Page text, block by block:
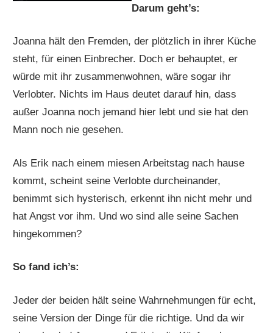
Darum geht’s:
Joanna hält den Fremden, der plötzlich in ihrer Küche
steht, für einen Einbrecher. Doch er behauptet, er
würde mit ihr zusammenwohnen, wäre sogar ihr
Verlobter. Nichts im Haus deutet darauf hin, dass
außer Joanna noch jemand hier lebt und sie hat den
Mann noch nie gesehen.
Als Erik nach einem miesen Arbeitstag nach hause
kommt, scheint seine Verlobte durcheinander,
benimmt sich hysterisch, erkennt ihn nicht mehr und
hat Angst vor ihm. Und wo sind alle seine Sachen
hingekommen?
So fand ich’s:
Jeder der beiden hält seine Wahrnehmungen für echt,
seine Version der Dinge für die richtige. Und da wir